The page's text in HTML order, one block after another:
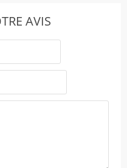
AVIS